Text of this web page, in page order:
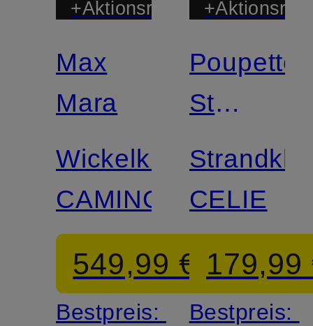
+Aktionsrabatt
Max
Mara
Wickelkleid
CAMINO
549,99 €
Bestpreis:
Mix &
Match
Poupette
St
Barth
CELIE
179,99
Bestpreis: